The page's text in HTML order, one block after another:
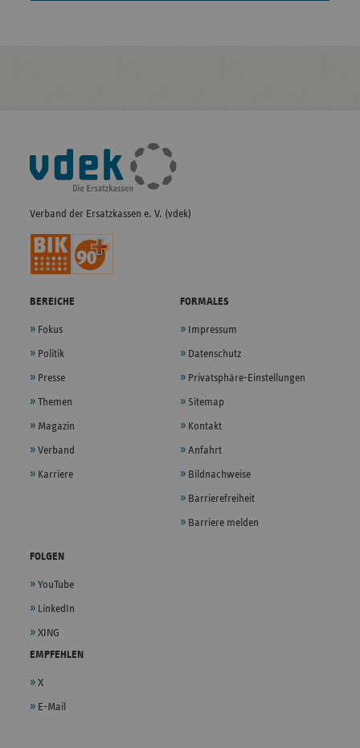
Fußleisten-
Navigation
Verband der Ersatzkassen e. V. (vdek)
BEREICHE
Fokus
Politik
Presse
Themen
Magazin
Verband
Karriere
FORMALES
Impressum
Datenschutz
Privatsphäre-Einstellungen
Sitemap
Kontakt
Anfahrt
Bildnachweise
Barrierefreiheit
Barriere melden
FOLGEN
YouTube
LinkedIn
XING
EMPFEHLEN
X
E-Mail